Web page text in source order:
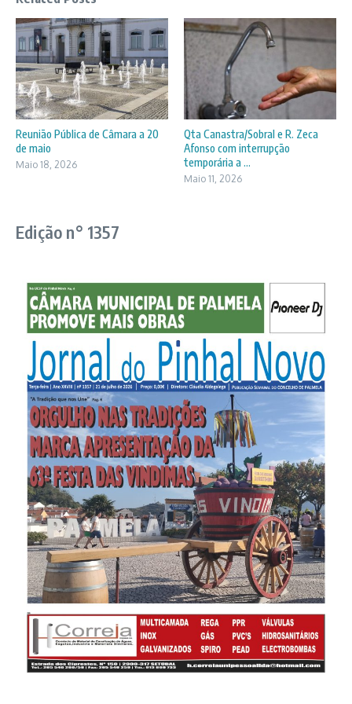
Reunião Pública de Câmara a 20
de maio
Maio 18, 2026
Qta Canastra/Sobral e R. Zeca
Afonso com interrupção
temporária a ...
Maio 11, 2026
Edição n° 1357